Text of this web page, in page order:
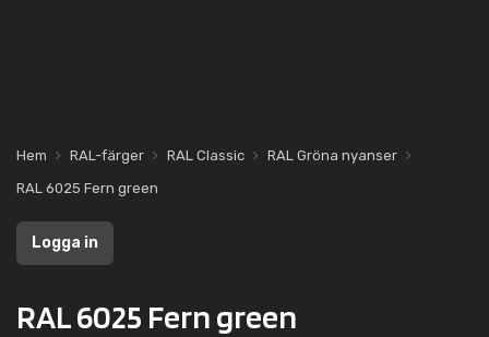
Hem RAL-färger RAL Classic
RAL Gröna nyanser
RAL 6025 Fern green
Logga in
RAL 6025 Fern green